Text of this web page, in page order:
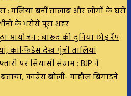
: गलियां बनीं तालाब और लोगों के घरों
के भरोसे पूरा शहर
आयोजन : बारूद की दुनिया छोड़ रैंप
कान्फिडेंस देख गूंजी तालियां
पर सियासी संग्राम : BJP ने
कांग्रेस बोली- माहौल बिगाड़ने